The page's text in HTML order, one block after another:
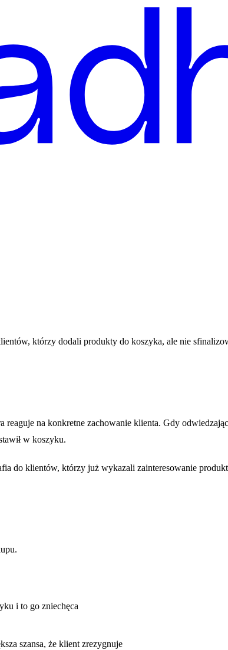
którzy dodali produkty do koszyka, ale nie
reaguje na konkretne zachowanie klienta. Gdy
w koszyku.
do klientów, którzy już wykazali zainteresowanie
i to go zniechęca
szansa, że klient zrezygnuje